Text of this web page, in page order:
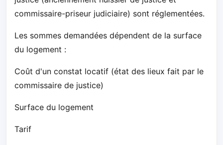
commissaire-priseur judiciaire) sont réglementées.
Les sommes demandées dépendent de la surface
du logement :
Coût d'un constat locatif (état des lieux fait par le
commissaire de justice)
Surface du logement
Tarif